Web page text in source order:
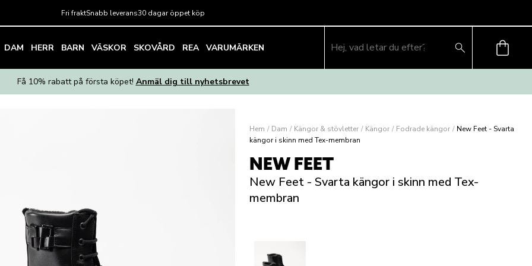
Fri fraktSnabb leverans30 dagar öppet köp
DAM HERR BARN VÄSKOR SKOVÅRD REA VARUMÄRKEN
Få 10% rabatt på första köpet! Anmäl dig till nyhetsbrevet
Hem / Dam / Kängor & stövletter / Kängor / Fodrade kängor / New Feet - Svarta
kängor i skinn med Tex-membran
NEW FEET
New Feet - Svarta kängor i skinn med Tex-
membran